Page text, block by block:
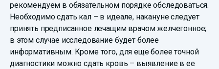
рекомендуем в обязательном порядке обследоваться.
Необходимо сдать кал – в идеале, накануне следует
принять предписанное лечащим врачом желчегонное;
в этом случае исследование будет более
информативным. Кроме того, для еще более точной
диагностики можно сдать кровь – выявление в ее